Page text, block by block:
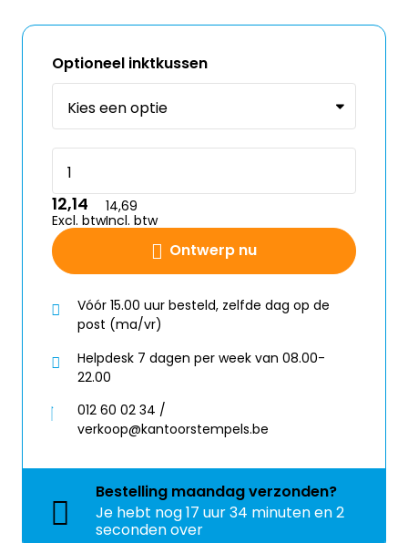
Optioneel inktkussen
Ontwerp nu
12,14
Excl. btw
14,69
Incl. btw
Vóór 15.00 uur besteld, zelfde dag op de
post (ma/vr)
Helpdesk 7 dagen per week van 08.00-
22.00
012 60 02 34 /
verkoop@kantoorstempels.be
Bestelling maandagverzonden?
Je hebt nog17 uur 34 minuten en 1
seconden over